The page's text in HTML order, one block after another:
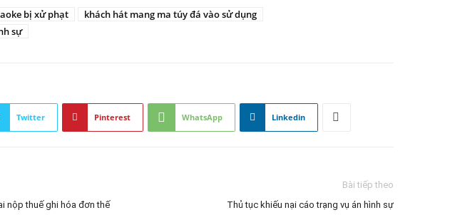
bị xử phạt
khách hát mang ma túy đá vào sử dụng
sự
Twitter Pinterest WhatsApp Linkedin
nộp thuế ghi hóa đơn thế
Bài tiếp theo
Thủ tục khiếu nại cáo trạng vụ án hình sự